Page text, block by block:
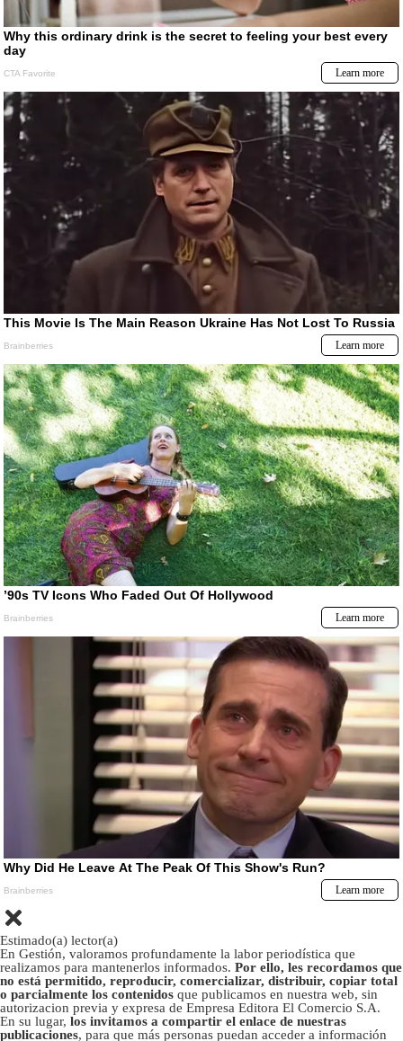
Estimado(a) lector(a)
En Gestión, valoramos profundamente la labor periodística que
realizamos para mantenerlos informados. Por ello, les recordamos que
no está permitido, reproducir, comercializar, distribuir, copiar total
o parcialmente los contenidos que publicamos en nuestra web, sin
autorizacion previa y expresa de Empresa Editora El Comercio S.A.
En su lugar, los invitamos a compartir el enlace de nuestras
publicaciones, para que más personas puedan acceder a información